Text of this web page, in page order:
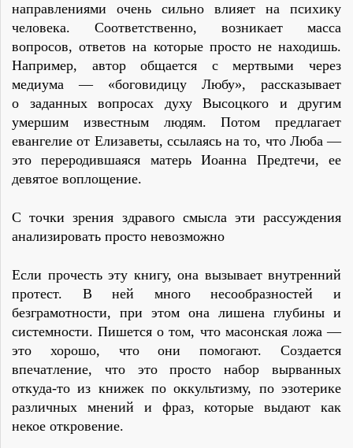
направлениями очень сильно влияет на психику
человека. Соответственно, возникает масса
вопросов, ответов на которые просто не находишь.
Например, автор общается с мертвыми через
медиума — «боговидицу Любу», рассказывает
о заданных вопросах духу Высоцкого и другим
умершим известным людям. Потом предлагает
евангелие от Елизаветы, ссылаясь на то, что Люба —
это переродившаяся матерь Иоанна Предтечи, ее
девятое воплощение.
С точки зрения здравого смысла эти рассуждения
анализировать просто невозможно
Если прочесть эту книгу, она вызывает внутренний
протест. В ней много несообразностей и
безграмотности, при этом она лишена глубины и
системности. Пишется о том, что масонская ложа —
это хорошо, что они помогают. Создается
впечатление, что это просто набор вырванных
откуда-то из книжек по оккультизму, по эзотерике
различных мнений и фраз, которые выдают как
некое откровение.